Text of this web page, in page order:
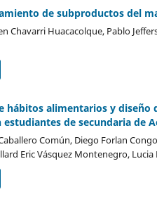
de subproductos del
Chavarri Huacacolque, Pablo
hábitos alimentarios y
estudiantes de secundaria de
Común, Diego Forlan
Eric Vásquez Montenegro,